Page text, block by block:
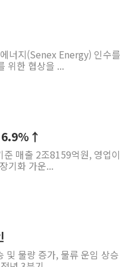
너지(Senex Energy) 인수
위한 협상을 ...
6.9%↑
매출 2조8159억원, 영업
기화 가운...
물량 증가, 물류 운임 상